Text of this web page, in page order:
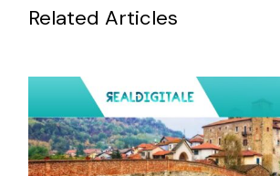
Related Articles